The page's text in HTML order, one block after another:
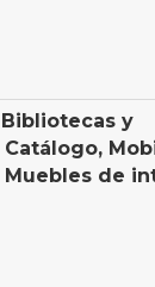
Bibliotecas y
Catálogo,
Muebles de